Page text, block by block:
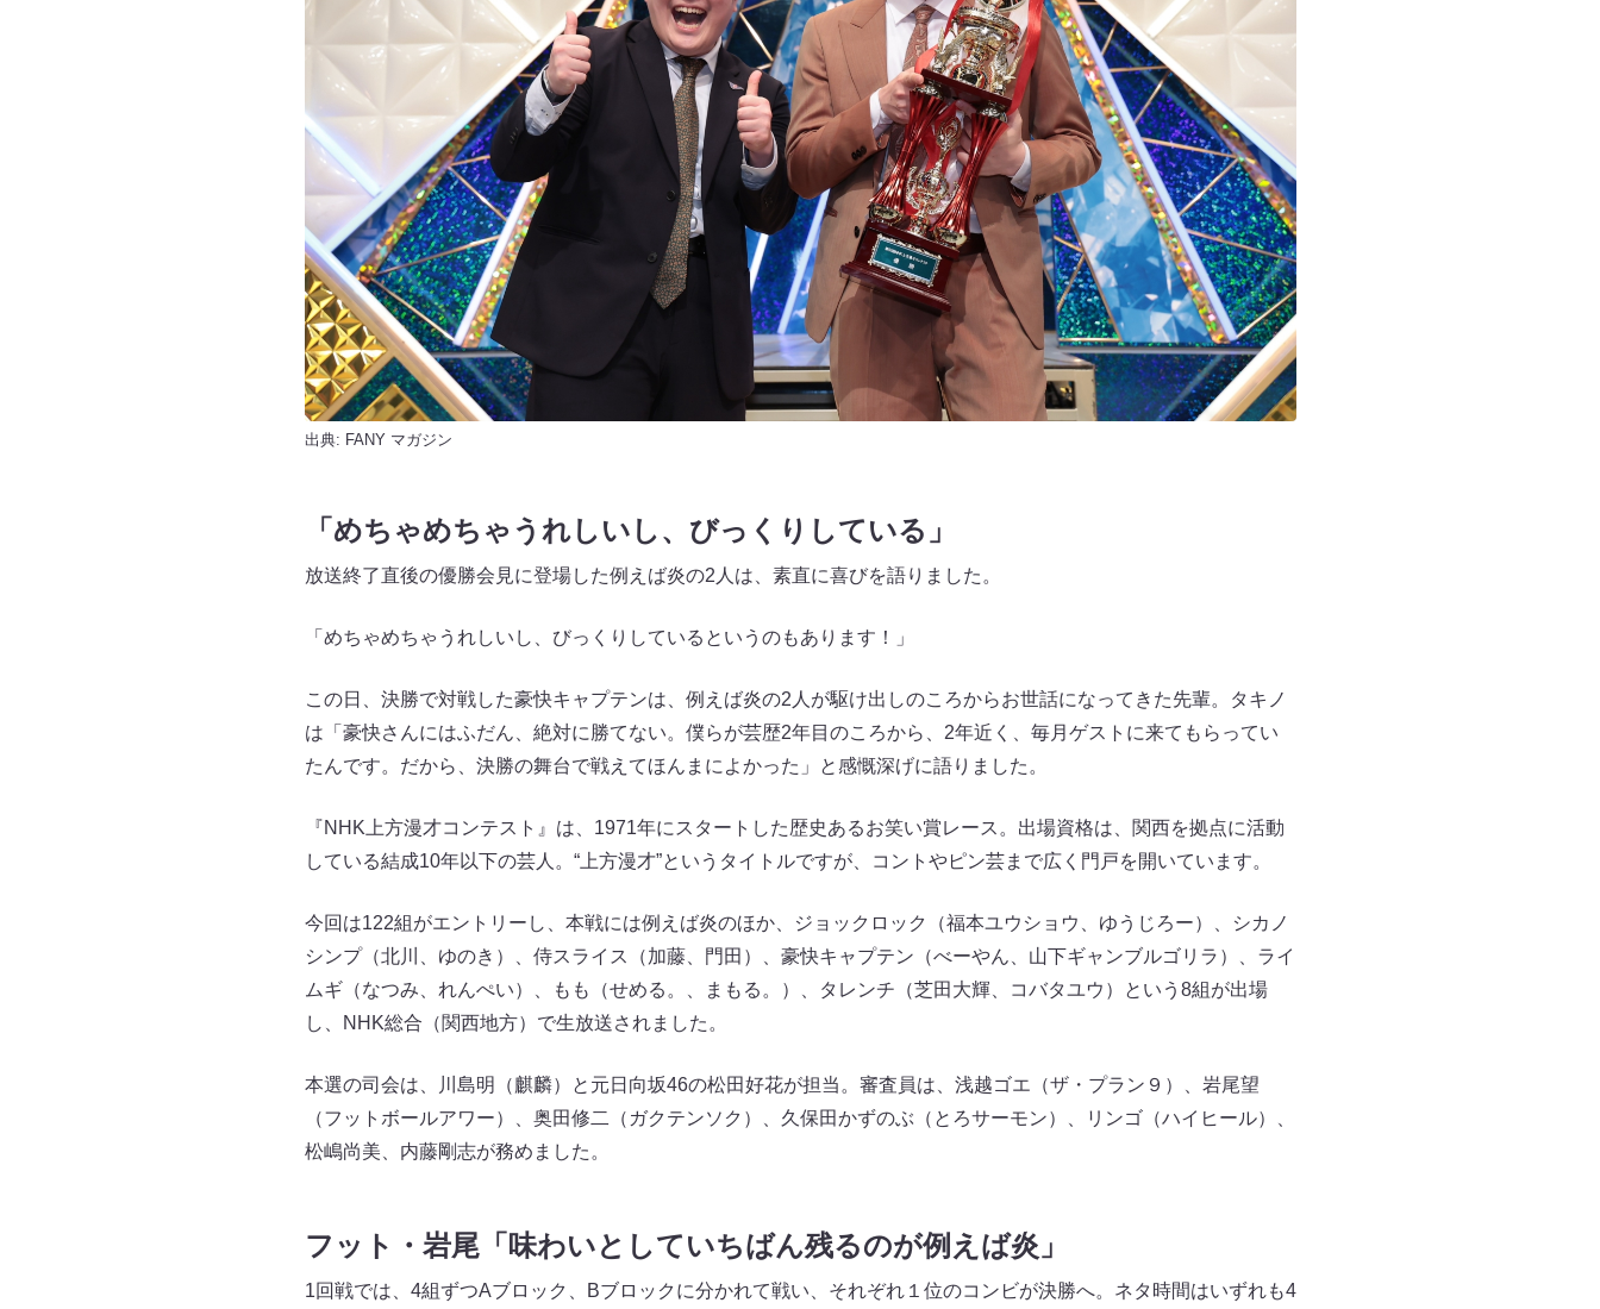
出典: FANY マガジン
「めちゃめちゃうれしいし、びっくりしている」
放送終了直後の優勝会見に登場した例えば炎の2人は、素直に喜びを語りました。
「めちゃめちゃうれしいし、びっくりしているというのもあります！」
この日、決勝で対戦した豪快キャプテンは、例えば炎の2人が駆け出しのころからお世話になってきた先輩。タキノ
は「豪快さんにはふだん、絶対に勝てない。僕らが芸歴2年目のころから、2年近く、毎月ゲストに来てもらってい
たんです。だから、決勝の舞台で戦えてほんまによかった」と感慨深げに語りました。
『NHK上方漫才コンテスト』は、1971年にスタートした歴史あるお笑い賞レース。出場資格は、関西を拠点に活動
している結成10年以下の芸人。“上方漫才”というタイトルですが、コントやピン芸まで広く門戸を開いています。
今回は122組がエントリーし、本戦には例えば炎のほか、ジョックロック（福本ユウショウ、ゆうじろー）、シカノ
シンプ（北川、ゆのき）、侍スライス（加藤、門田）、豪快キャプテン（べーやん、山下ギャンブルゴリラ）、ライ
ムギ（なつみ、れんぺい）、もも（せめる。、まもる。）、タレンチ（芝田大輝、コバタユウ）という8組が出場
し、NHK総合（関西地方）で生放送されました。
本選の司会は、川島明（麒麟）と元日向坂46の松田好花が担当。審査員は、浅越ゴエ（ザ・プラン９）、岩尾望
（フットボールアワー）、奥田修二（ガクテンソク）、久保田かずのぶ（とろサーモン）、リンゴ（ハイヒール）、
松嶋尚美、内藤剛志が務めました。
フット・岩尾「味わいとしていちばん残るのが例えば炎」
1回戦では、4組ずつAブロック、Bブロックに分かれて戦い、それぞれ１位のコンビが決勝へ。ネタ時間はいずれも4